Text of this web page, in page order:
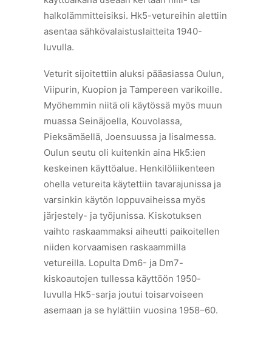
halkolämmitteisiksi. Hk5-vetureihin alettiin
asentaa sähkövalaistuslaitteita 1940-
luvulla.
Veturit sijoitettiin aluksi pääasiassa Oulun,
Viipurin, Kuopion ja Tampereen varikoille.
Myöhemmin niitä oli käytössä myös muun
muassa Seinäjoella, Kouvolassa,
Pieksämäellä, Joensuussa ja Iisalmessa.
Oulun seutu oli kuitenkin aina Hk5:ien
keskeinen käyttöalue. Henkilöliikenteen
ohella vetureita käytettiin tavarajunissa ja
varsinkin käytön loppuvaiheissa myös
järjestely- ja työjunissa. Kiskotuksen
vaihto raskaammaksi aiheutti paikoitellen
niiden korvaamisen raskaammilla
vetureilla. Lopulta Dm6- ja Dm7-
kiskoautojen tullessa käyttöön 1950-
luvulla Hk5-sarja joutui toisarvoiseen
asemaan ja se hylättiin vuosina 1958–60.